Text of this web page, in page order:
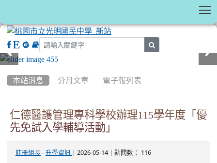
本站消息 分月文章 電子報列表
仁德醫護管理專科學校辦理115學年度「優
先免試入學輔導活動」
註冊組長 - 升學資訊 | 2026-05-14 | 點閱數： 116